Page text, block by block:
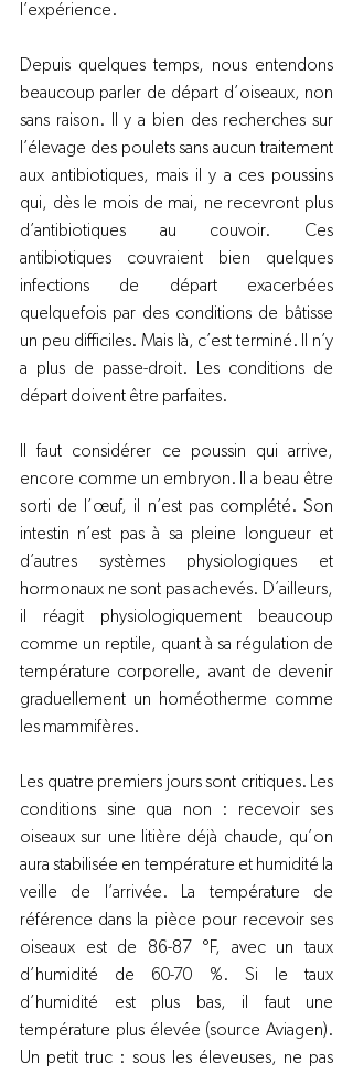
l’expérience.
Depuis quelques temps, nous entendons
beaucoup parler de départ d’oiseaux, non
sans raison. Il y a bien des recherches sur
l’élevage des poulets sans aucun traitement
aux antibiotiques, mais il y a ces poussins
qui, dès le mois de mai, ne recevront plus
d’antibiotiques au couvoir. Ces
antibiotiques couvraient bien quelques
infections de départ exacerbées
quelquefois par des conditions de bâtisse
un peu difficiles. Mais là, c’est terminé. Il n’y
a plus de passe-droit. Les conditions de
départ doivent être parfaites.
Il faut considérer ce poussin qui arrive,
encore comme un embryon. Il a beau être
sorti de l’œuf, il n’est pas complété. Son
intestin n’est pas à sa pleine longueur et
d’autres systèmes physiologiques et
hormonaux ne sont pas achevés. D’ailleurs,
il réagit physiologiquement beaucoup
comme un reptile, quant à sa régulation de
température corporelle, avant de devenir
graduellement un homéotherme comme
les mammifères.
Les quatre premiers jours sont critiques. Les
conditions sine qua non : recevoir ses
oiseaux sur une litière déjà chaude, qu’on
aura stabilisée en température et humidité la
veille de l’arrivée. La température de
référence dans la pièce pour recevoir ses
oiseaux est de 86-87 °F, avec un taux
d’humidité de 60-70 %. Si le taux
d’humidité est plus bas, il faut une
température plus élevée (source Aviagen).
Un petit truc : sous les éleveuses, ne pas